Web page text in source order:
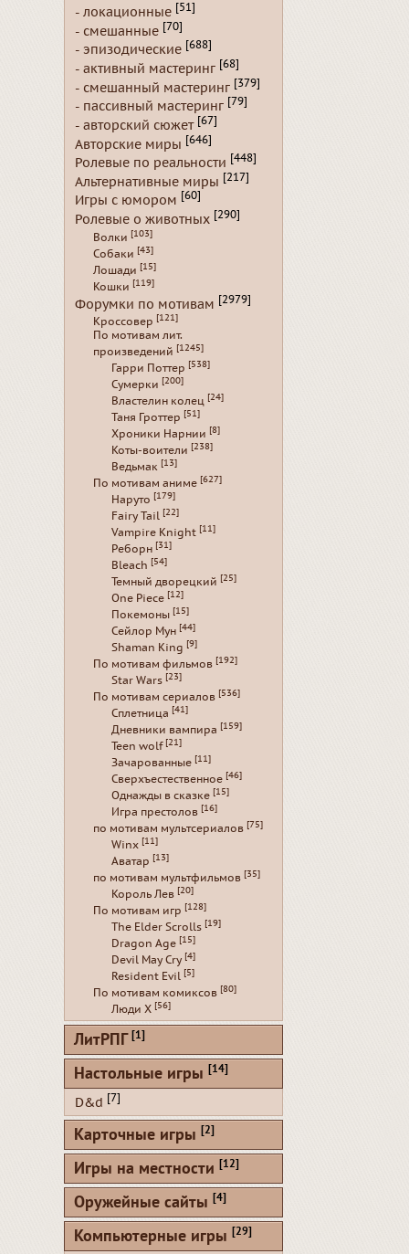
- локационные [51]
- смешанные [70]
- эпизодические [688]
- активный мастеринг [68]
- смешанный мастеринг [379]
- пассивный мастеринг [79]
- авторский сюжет [67]
Авторские миры [646]
Ролевые по реальности [448]
Альтернативные миры [217]
Игры с юмором [60]
Ролевые о животных [290]
Волки [103]
Собаки [43]
Лошади [15]
Кошки [119]
Форумки по мотивам [2979]
Кроссовер [121]
По мотивам лит.
произведений [1245]
Гарри Поттер [538]
Сумерки [200]
Властелин колец [24]
Таня Гроттер [51]
Хроники Нарнии [8]
Коты-воители [238]
Ведьмак [13]
По мотивам аниме [627]
Наруто [179]
Fairy Tail [22]
Vampire Knight [11]
Реборн [31]
Bleach [54]
Темный дворецкий [25]
One Piece [12]
Покемоны [15]
Сейлор Мун [44]
Shaman King [9]
По мотивам фильмов [192]
Star Wars [23]
По мотивам сериалов [536]
Сплетница [41]
Дневники вампира [159]
Teen wolf [21]
Зачарованные [11]
Сверхъестественное [46]
Однажды в сказке [15]
Игра престолов [16]
по мотивам мультсериалов [75]
Winx [11]
Аватар [13]
по мотивам мультфильмов [35]
Король Лев [20]
По мотивам игр [128]
The Elder Scrolls [19]
Dragon Age [15]
Devil May Cry [4]
Resident Evil [5]
По мотивам комиксов [80]
Люди Х [56]
ЛитРПГ [1]
Настольные игры [14]
D&d [7]
Карточные игры [2]
Игры на местности [12]
Оружейные сайты [4]
Компьютерные игры [29]